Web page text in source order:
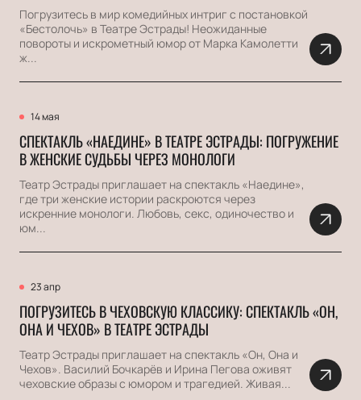
Погрузитесь в мир комедийных интриг с постановкой
«Бестолочь» в Театре Эстрады! Неожиданные
повороты и искрометный юмор от Марка Камолетти
ж...
14 мая
СПЕКТАКЛЬ «НАЕДИНЕ» В ТЕАТРЕ ЭСТРАДЫ: ПОГРУЖЕНИЕ
В ЖЕНСКИЕ СУДЬБЫ ЧЕРЕЗ МОНОЛОГИ
Театр Эстрады приглашает на спектакль «Наедине»,
где три женские истории раскроются через
искренние монологи. Любовь, секс, одиночество и
юм...
23 апр
ПОГРУЗИТЕСЬ В ЧЕХОВСКУЮ КЛАССИКУ: СПЕКТАКЛЬ «ОН,
ОНА И ЧЕХОВ» В ТЕАТРЕ ЭСТРАДЫ
Театр Эстрады приглашает на спектакль «Он, Она и
Чехов». Василий Бочкарёв и Ирина Пегова оживят
чеховские образы с юмором и трагедией. Живая...